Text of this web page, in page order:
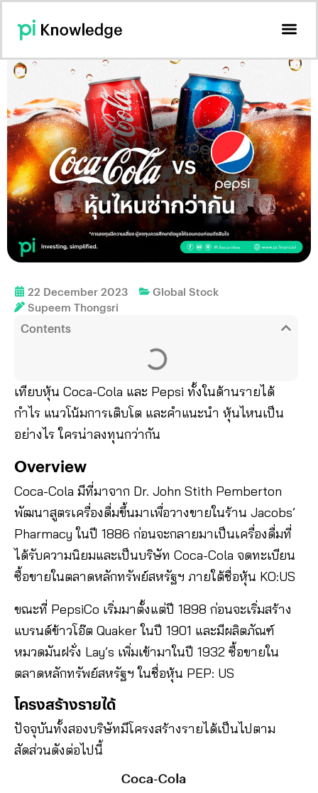
22 December 2023
Global Stock
Supeem Thongsri
Contents
เทียบหุ้น Coca-Cola และ Pepsi ทั้งในด้านรายได้
กำไร แนวโน้มการเติบโต และคำแนะนำ หุ้นไหนเป็น
อย่างไร ใครน่าลงทุนกว่ากัน
Overview
Coca-Cola มีที่มาจาก Dr. John Stith Pemberton
พัฒนาสูตรเครื่องดื่มขึ้นมาเพื่อวางขายในร้าน Jacobs’
Pharmacy ในปี 1886 ก่อนจะกลายมาเป็นเครื่องดื่มที่
ได้รับความนิยมและเป็นบริษัท Coca-Cola จดทะเบียน
ซื้อขายในตลาดหลักทรัพย์สหรัฐฯ ภายใต้ชื่อหุ้น KO:US
ขณะที่ PepsiCo เริ่มมาตั้งแต่ปี 1898 ก่อนจะเริ่มสร้าง
แบรนด์ข้าวโอ๊ต Quaker ในปี 1901 และมีผลิตภัณฑ์
หมวดมันฝรั่ง Lay’s เพิ่มเข้ามาในปี 1932 ซื้อขายใน
ตลาดหลักทรัพย์สหรัฐฯ ในชื่อหุ้น PEP: US
โครงสร้างรายได้
ปัจจุบันทั้งสองบริษัทมีโครงสร้างรายได้เป็นไปตาม
สัดส่วนดังต่อไปนี้